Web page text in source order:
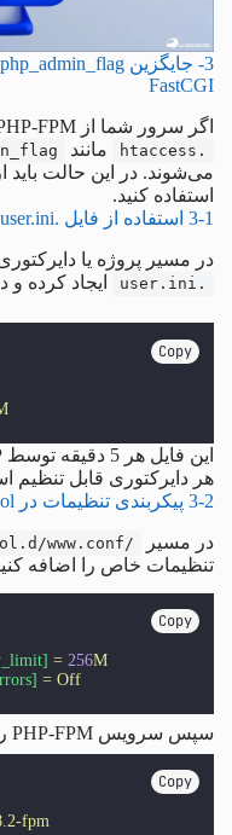
FastCGI
اگر سرور شما از PHP-FPM استفاده می‌کند، دستورات
.htaccess مانند
می‌شوند. در این حالت باید
استفاده کنید.
3-1 استفاده از فایل .user.ini
در مسیر پروژه یا
.user.ini ایجاد کرده
Copy
هر دایرکتوری قابل تنظیم
3-2 پیکربندی تنظیمات در PHP-FPM Pool
در مسیر
/etc/php/8.2/fpm/pool.d/www.conf
تنظیمات خاص را اضافه
Copy
= 256M
= Off
سپس سرویس PHP-FPM را ریستارت کنید:
Copy
fpm